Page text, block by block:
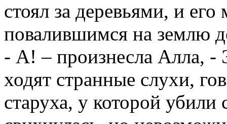
стоял за деревьями, и
повалившимся на землю
- А! – произнесла Алла, -
ходят странные слухи,
старуха, у которой убили